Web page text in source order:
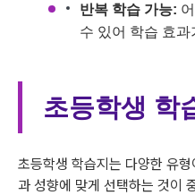
반복 학습 가능:
수 있어 학습 효과
초등학생 학
초등학생 학습지는 다양한 유
과 성향에 맞게 선택하는 것이